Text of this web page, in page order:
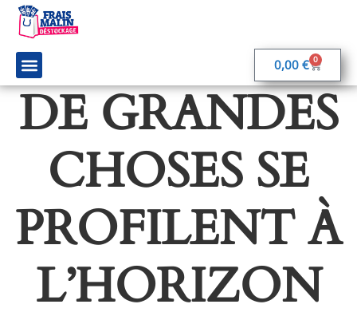
0,00 € 0
DE GRANDES
CHOSES SE
PROFILENT À
L’HORIZON